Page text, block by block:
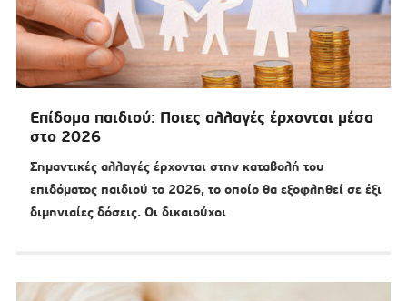
Επίδομα παιδιού: Ποιες αλλαγές έρχονται μέσα
στο 2026
Σημαντικές αλλαγές έρχονται στην καταβολή του
επιδόματος παιδιού το 2026, το οποίο θα εξοφληθεί σε έξι
διμηνιαίες δόσεις. Οι δικαιούχοι